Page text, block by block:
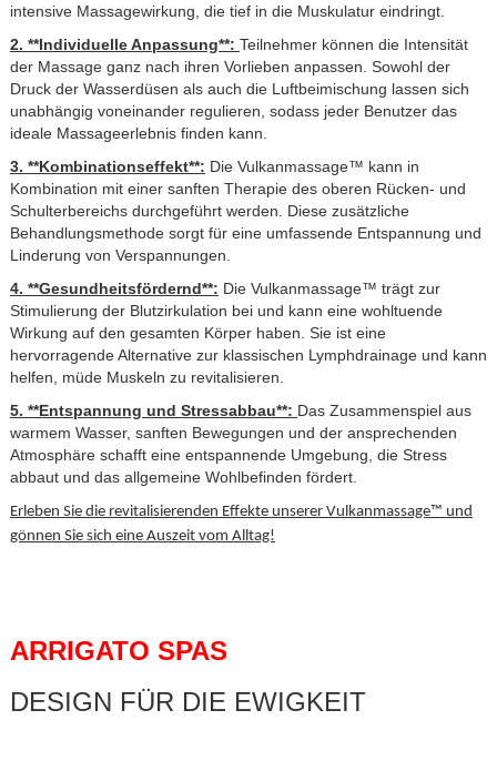
intensive Massagewirkung, die tief in die Muskulatur eindringt.
2. **Individuelle Anpassung**: Teilnehmer können die Intensität
der Massage ganz nach ihren Vorlieben anpassen. Sowohl der
Druck der Wasserdüsen als auch die Luftbeimischung lassen sich
unabhängig voneinander regulieren, sodass jeder Benutzer das
ideale Massageerlebnis finden kann.
3. **Kombinationseffekt**: Die Vulkanmassage™ kann in
Kombination mit einer sanften Therapie des oberen Rücken- und
Schulterbereichs durchgeführt werden. Diese zusätzliche
Behandlungsmethode sorgt für eine umfassende Entspannung und
Linderung von Verspannungen.
4. **Gesundheitsfördernd**: Die Vulkanmassage™ trägt zur
Stimulierung der Blutzirkulation bei und kann eine wohltuende
Wirkung auf den gesamten Körper haben. Sie ist eine
hervorragende Alternative zur klassischen Lymphdrainage und kann
helfen, müde Muskeln zu revitalisieren.
5. **Entspannung und Stressabbau**: Das Zusammenspiel aus
warmem Wasser, sanften Bewegungen und der ansprechenden
Atmosphäre schafft eine entspannende Umgebung, die Stress
abbaut und das allgemeine Wohlbefinden fördert.
Erleben Sie die revitalisierenden Effekte unserer Vulkanmassage™ und
gönnen Sie sich eine Auszeit vom Alltag!
ARRIGATO SPAS
DESIGN FÜR DIE EWIGKEIT